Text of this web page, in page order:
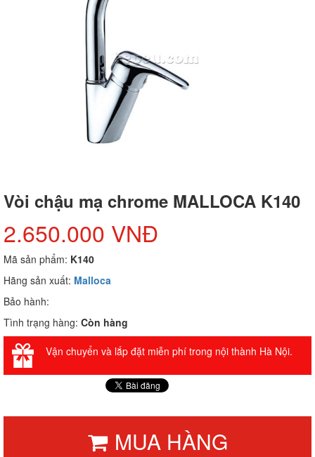
Vòi chậu mạ chrome MALLOCA K140
2.650.000 VNĐ
Mã sản phẩm: K140
Hãng sản xuất: Malloca
Bảo hành:
Tình trạng hàng: Còn hàng
Vận chuyển và lắp đặt miễn phí trong nội thành Hà Nội.
MUA HÀNG